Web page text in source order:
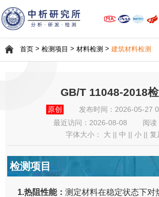
首页> 检测项目 > 材料检测 > 建筑材料检测
GB/T 11048-2018检
原创
发布时间：2026-05-27
最近访问：2026-08-08
阅读
字体大小： 大 中 小 复
检测项目
1.热阻性能：测定材料在稳定状态下对